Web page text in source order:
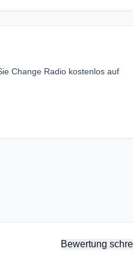
Change Radio kostenlos auf
Bewertung